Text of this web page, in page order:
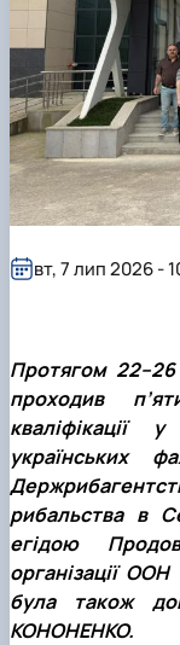
Протягом
проходив
кваліфікації
українських
рибальства в
егідою
організації ООН
була також
КОНОНЕНКО.
вт, 7 лип 2026 -